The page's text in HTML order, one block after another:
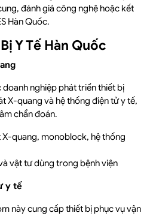
đánh giá công nghệ hoặc kết
Hàn Quốc.
Y Tế Hàn Quốc
nghiệp phát triển thiết bị
X-quang và hệ thống điện tử y tế,
chẩn đoán.
X-quang, monoblock, hệ thống
vật tư dùng trong bệnh viện
y tế
này cung cấp thiết bị phục vụ vận